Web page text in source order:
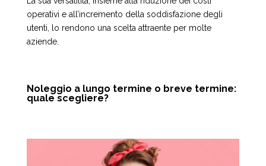
operativi e all’incremento della soddisfazione degli
utenti, lo rendono una scelta attraente per molte
aziende.
Noleggio a lungo termine o breve termine:
quale scegliere?